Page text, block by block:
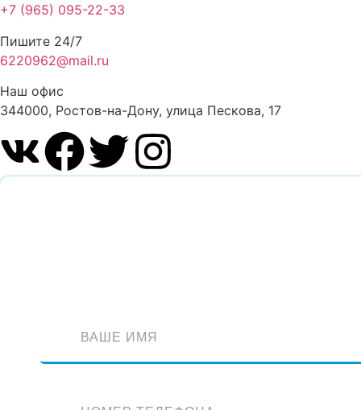
+7 (965) 095-22-33
Пишите 24/7
6220962@mail.ru
Наш офис
344000, Ростов-на-Дону, улица Пескова, 17